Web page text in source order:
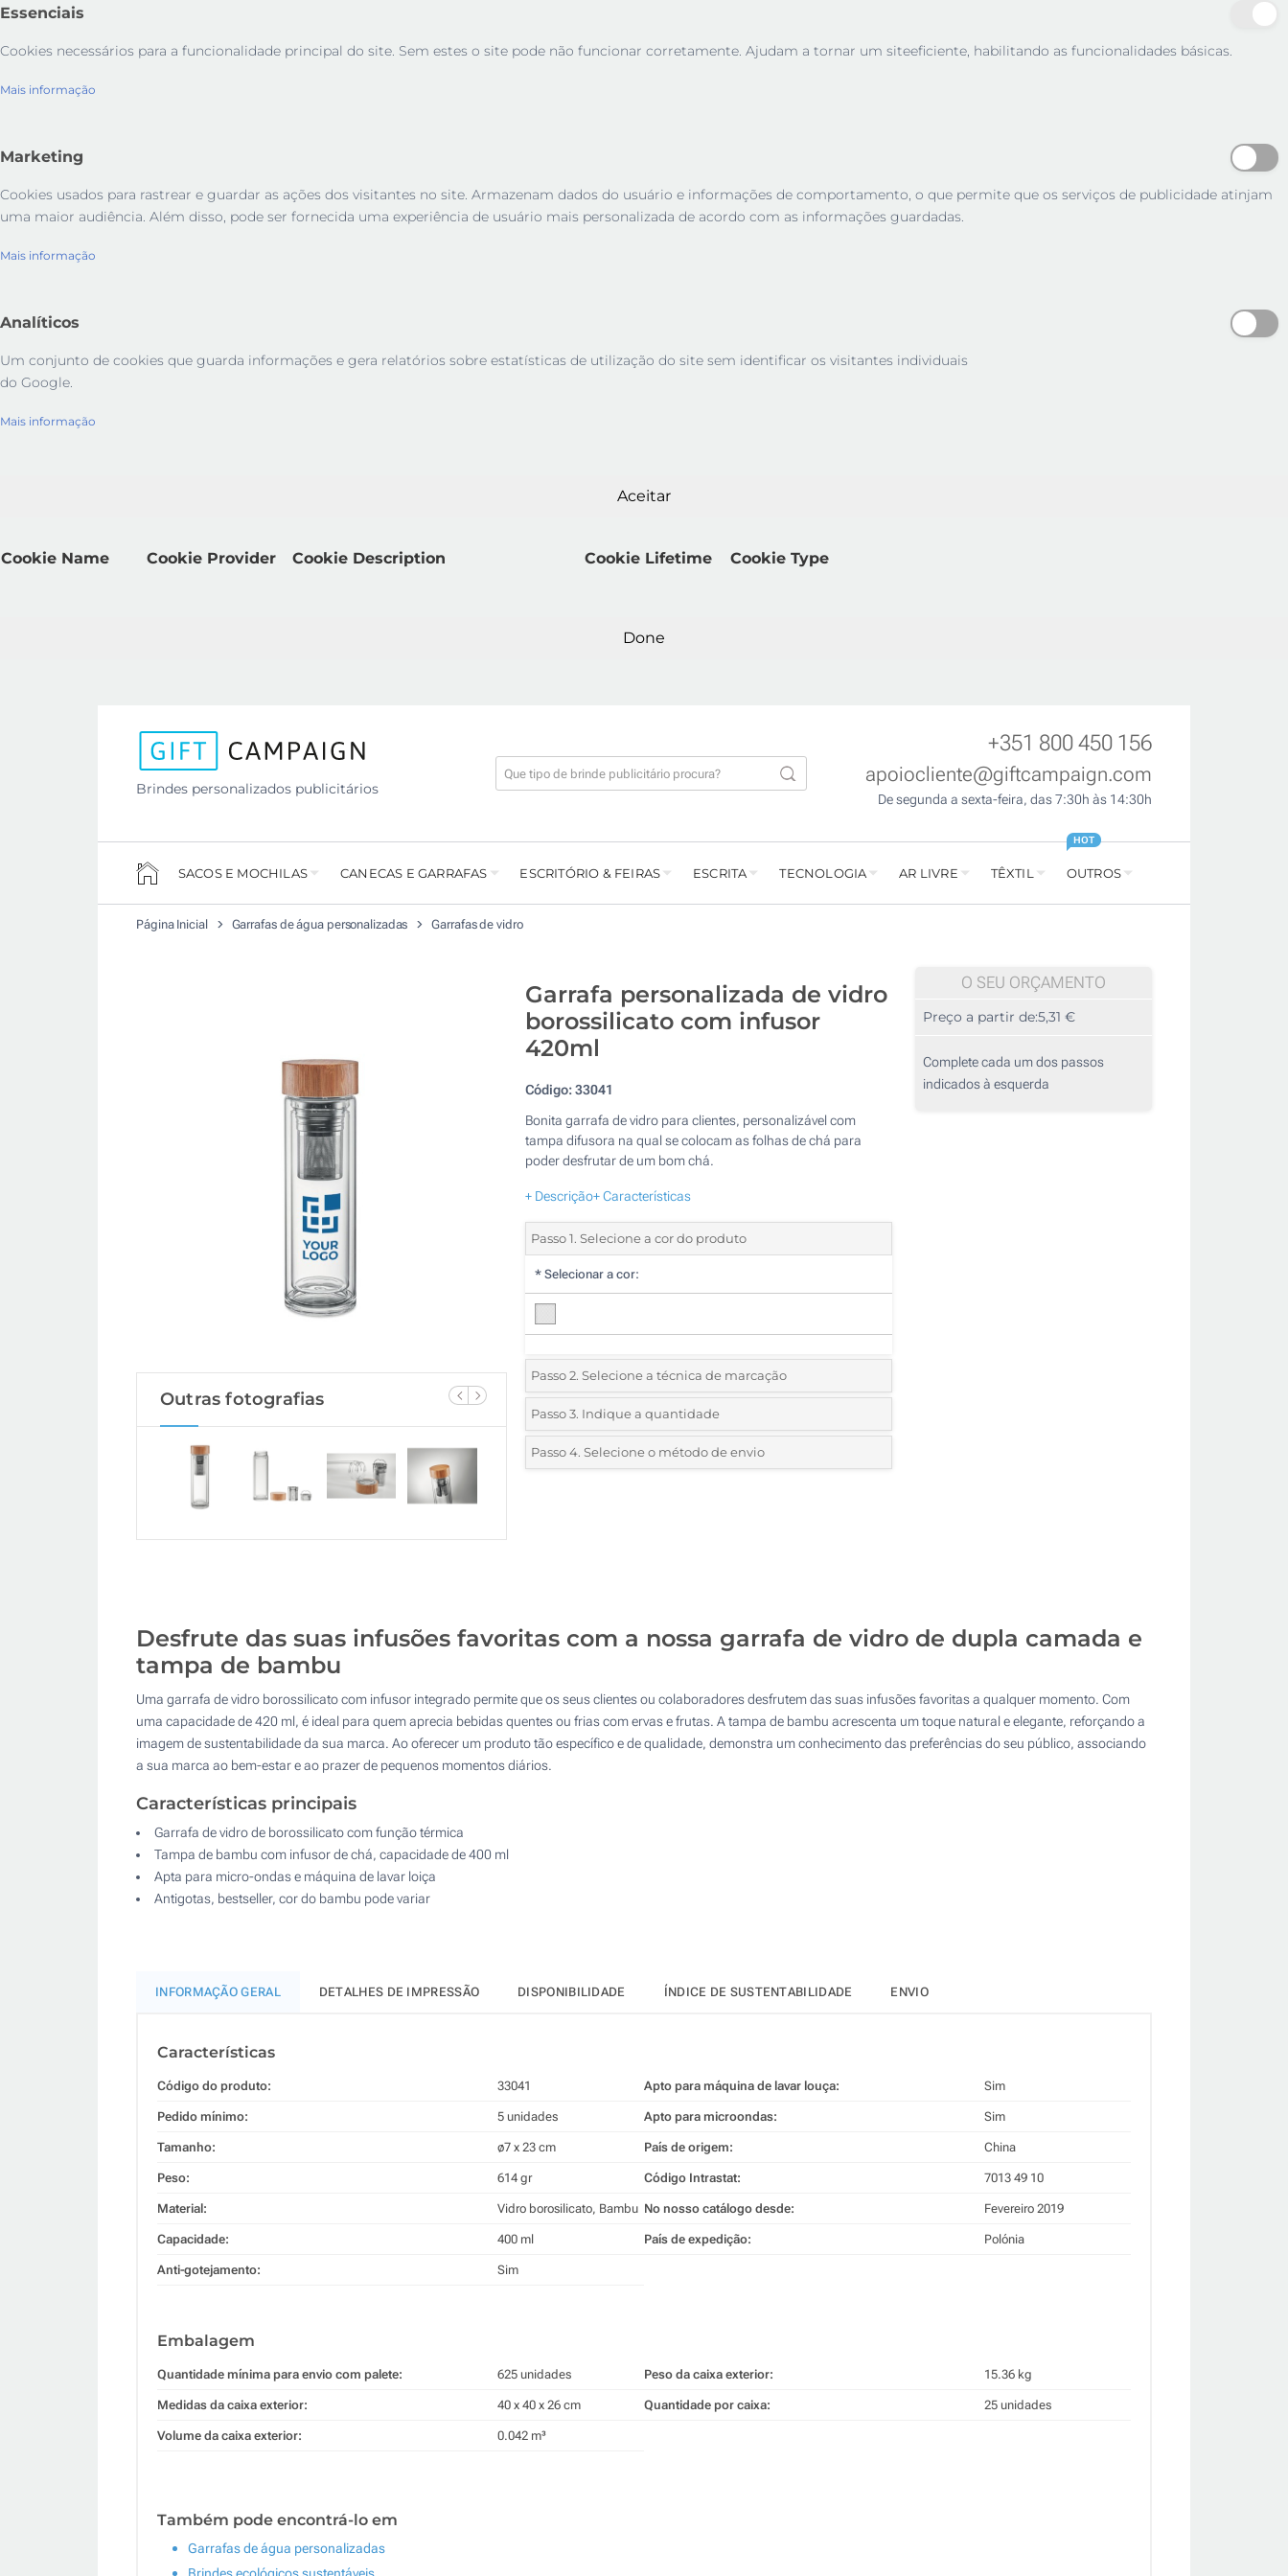
Essenciais
Cookies necessários para a funcionalidade principal do site. Sem estes o site pode não funcionar corretamente. Ajudam a tornar um siteeficiente, habilitando as funcionalidades básicas.
Mais informação
Marketing
Cookies usados ​​para rastrear e guardar as ações dos visitantes no site. Armazenam dados do usuário e informações de comportamento, o que permite que os serviços de publicidade atinjam
uma maior audiência. Além disso, pode ser fornecida uma experiência de usuário mais personalizada de acordo com as informações guardadas.
Mais informação
Analíticos
Um conjunto de cookies que guarda informações e gera relatórios sobre estatísticas de utilização do site sem identificar os visitantes individuais
do Google.
Mais informação
Aceitar
Cookie Name Cookie Provider Cookie Description Cookie Lifetime Cookie Type
Done
Brindes personalizados publicitários
+351 800 450 156
apoiocliente@giftcampaign.com
De segunda a sexta-feira, das 7:30h às 14:30h
SACOS E MOCHILAS CANECAS E GARRAFAS ESCRITÓRIO & FEIRAS ESCRITA TECNOLOGIA AR LIVRE TÊXTIL OUTROS
HOT
Página Inicial Garrafas de água personalizadas Garrafas de vidro
Outras fotografias
Garrafa personalizada de vidro
borossilicato com infusor
420ml
Código:33041
Bonita garrafa de vidro para clientes, personalizável com
tampa difusora na qual se colocam as folhas de chá para
poder desfrutar de um bom chá.
+ Descrição+ Características
Passo 1. Selecione a cor do produto
* Selecionar a cor:
Passo 2. Selecione a técnica de marcação
*Selecione o tipo de marcação e as cores do logotipo:
1 Cor (Num lado)
Sem impressão
Passo 3. Indique a quantidade
*Quantidade mínima:5
50
Outra : Atualizar
Passo 4. Selecione o método de envio
O SEU ORÇAMENTO
Preço a partir de:5,31 €
Complete cada um dos passos
indicados à esquerda
Desfrute das suas infusões favoritas com a nossa garrafa de vidro de dupla camada e
tampa de bambu
Uma garrafa de vidro borossilicato com infusor integrado permite que os seus clientes ou colaboradores desfrutem das suas infusões favoritas a qualquer momento. Com
uma capacidade de 420 ml, é ideal para quem aprecia bebidas quentes ou frias com ervas e frutas. A tampa de bambu acrescenta um toque natural e elegante, reforçando a
imagem de sustentabilidade da sua marca. Ao oferecer um produto tão específico e de qualidade, demonstra um conhecimento das preferências do seu público, associando
a sua marca ao bem-estar e ao prazer de pequenos momentos diários.
Características principais
Garrafa de vidro de borossilicato com função térmica
Tampa de bambu com infusor de chá, capacidade de 400 ml
Apta para micro-ondas e máquina de lavar loiça
Antigotas, bestseller, cor do bambu pode variar
INFORMAÇÃO GERAL DETALHES DE IMPRESSÃO DISPONIBILIDADE ÍNDICE DE SUSTENTABILIDADE ENVIO
Características
Código do produto: 33041
Pedido mínimo: 5 unidades
Tamanho: ø7 x 23 cm
Peso: 614 gr
Material: Vidro borosilicato, Bambu
Capacidade: 400 ml
Anti-gotejamento: Sim
Apto para máquina de lavar louça: Sim
Apto para microondas: Sim
País de origem: China
Código Intrastat: 7013 49 10
No nosso catálogo desde: Fevereiro 2019
País de expedição: Polónia
Embalagem
Quantidade mínima para envio com palete: 625 unidades
Medidas da caixa exterior: 40 x 40 x 26 cm
Volume da caixa exterior: 0.042 m³
Peso da caixa exterior: 15.36 kg
Quantidade por caixa: 25 unidades
Também pode encontrá-lo em
Garrafas de água personalizadas